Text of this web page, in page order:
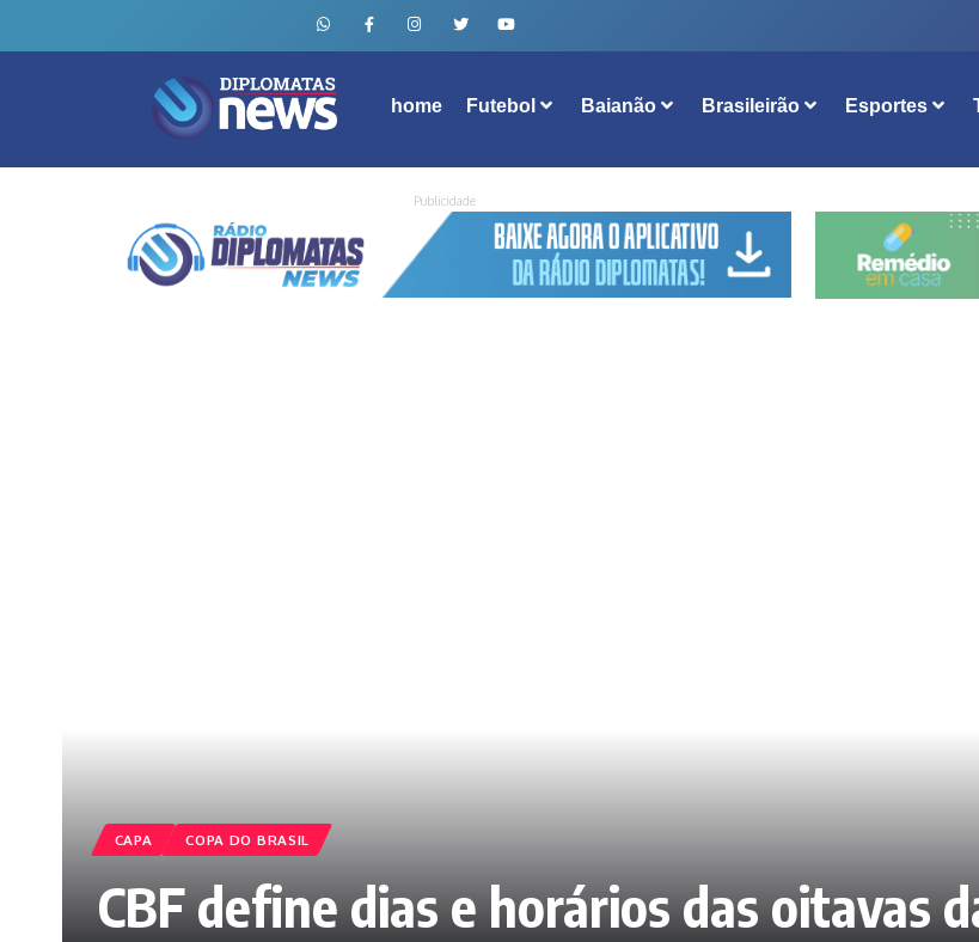
home Futebol Baianão Brasileirão Esportes
Publicidade
CAPA COPA DO BRASIL
CBF define dias e horários das oitavas